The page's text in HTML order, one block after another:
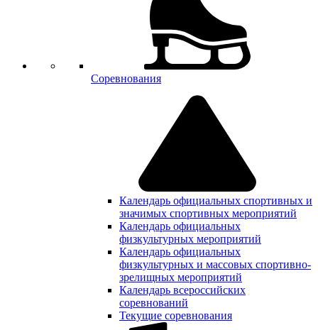
Соревнования
Календарь официальных спортивных и
значимых спортивных мероприятий
Календарь официальных
физкультурных мероприятий
Календарь официальных
физкультурных и массовых спортивно-
зрелищных мероприятий
Календарь всероссийских
соревнований
Текущие соревнования